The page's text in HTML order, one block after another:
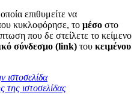
επιθυμείτε να
κυκλοφόρησε, το μέσο στο
που δε στείλετε το κείμενο
σύνδεσμο (link) του κειμένου
ιστοσελίδα
της ιστοσελίδας